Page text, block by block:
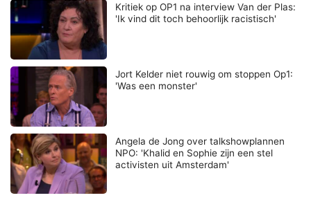
Kritiek op OP1 na interview Van der Plas:
'Ik vind dit toch behoorlijk racistisch'
Jort Kelder niet rouwig om stoppen Op1:
'Was een monster'
Angela de Jong over talkshowplannen
NPO: 'Khalid en Sophie zijn een stel
activisten uit Amsterdam'